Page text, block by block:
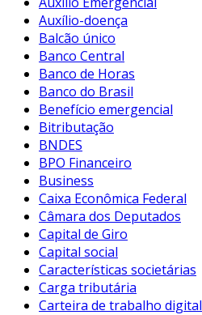
Auxílio-doença
Balcão único
Banco Central
Banco de Horas
Banco do Brasil
Benefício emergencial
Bitributação
BNDES
BPO Financeiro
Business
Caixa Econômica Federal
Câmara dos Deputados
Capital de Giro
Capital social
Características societárias
Carga tributária
Carteira de trabalho digital